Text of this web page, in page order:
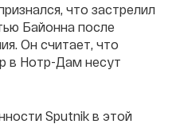
что застрелил
Байонна после
Он считает, что
в Нотр-Дам несут
Sputnik в этой